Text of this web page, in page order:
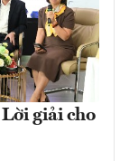
giải cho